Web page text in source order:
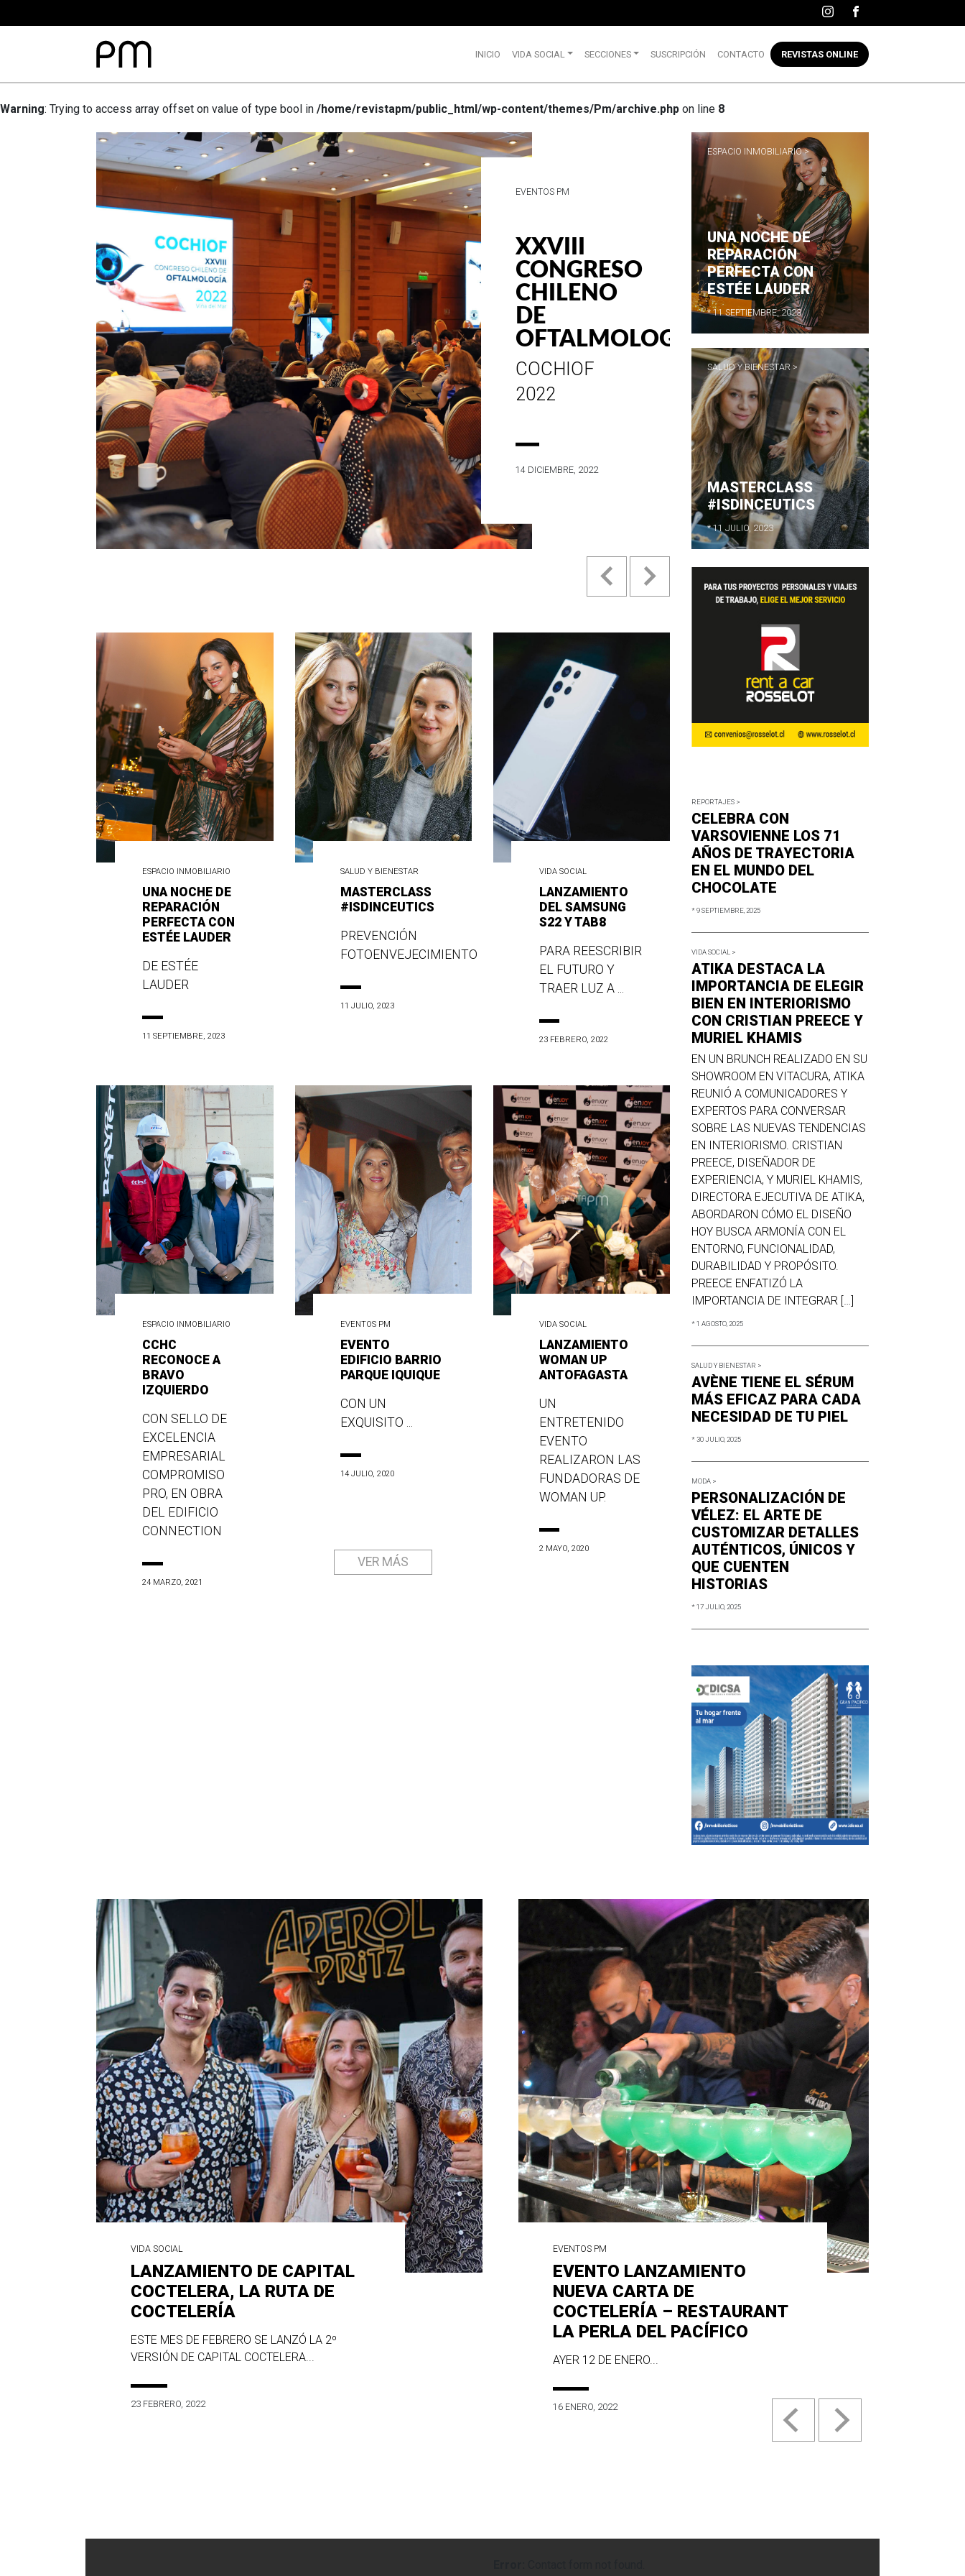
INICIO VIDA SOCIAL SECCIONES SUSCRIPCIÓN CONTACTO REVISTAS ONLINE
Warning: Trying to access array offset on value of type bool in /home/revistapm/public_html/wp-content/themes/Pm/archive.php on line 8
VIDA SOCIAL
WRANGLER
CELEBRA
SUS 75
AÑOS DE
ESTILO E
HISTORIA
EN SU MES DE
Previous Next
ESPACIO INMOBILIARIO
UNA NOCHE DE
REPARACIÓN
PERFECTA CON
ESTÉE LAUDER
DE ESTÉE
LAUDER
11 SEPTIEMBRE, 2023
SALUD Y BIENESTAR
MASTERCLASS
#ISDINCEUTICS
PREVENCIÓN
FOTOENVEJECIMIENTO
11 JULIO, 2023
VIDA SOCIAL
LANZAMIENTO
DEL SAMSUNG
S22 Y TAB8
PARA REESCRIBIR
EL FUTURO Y
TRAER LUZ A ...
23 FEBRERO, 2022
ESPACIO INMOBILIARIO
CCHC
RECONOCE A
BRAVO
IZQUIERDO
CON SELLO DE
EXCELENCIA
EMPRESARIAL
COMPROMISO
PRO, EN OBRA
DEL EDIFICIO
CONNECTION
24 MARZO, 2021
EVENTOS PM
EVENTO
EDIFICIO BARRIO
PARQUE IQUIQUE
CON UN
EXQUISITO ...
14 JULIO, 2020
VIDA SOCIAL
LANZAMIENTO
WOMAN UP
ANTOFAGASTA
UN
ENTRETENIDO
EVENTO
REALIZARON LAS
FUNDADORAS DE
WOMAN UP.
2 MAYO, 2020
VER MÁS
ESPACIO INMOBILIARIO >
UNA NOCHE DE
REPARACIÓN
PERFECTA CON
ESTÉE LAUDER
* 11 SEPTIEMBRE, 2023
SALUD Y BIENESTAR >
MASTERCLASS
#ISDINCEUTICS
* 11 JULIO, 2023
REPORTAJES >
CELEBRA CON
VARSOVIENNE LOS 71
AÑOS DE TRAYECTORIA
EN EL MUNDO DEL
CHOCOLATE
* 9 SEPTIEMBRE, 2025
VIDA SOCIAL >
ATIKA DESTACA LA
IMPORTANCIA DE ELEGIR
BIEN EN INTERIORISMO
CON CRISTIAN PREECE Y
MURIEL KHAMIS
EN UN BRUNCH REALIZADO EN SU
SHOWROOM EN VITACURA, ATIKA
REUNIÓ A COMUNICADORES Y
EXPERTOS PARA CONVERSAR
SOBRE LAS NUEVAS TENDENCIAS
EN INTERIORISMO. CRISTIAN
PREECE, DISEÑADOR DE
EXPERIENCIA, Y MURIEL KHAMIS,
DIRECTORA EJECUTIVA DE ATIKA,
ABORDARON CÓMO EL DISEÑO
HOY BUSCA ARMONÍA CON EL
ENTORNO, FUNCIONALIDAD,
DURABILIDAD Y PROPÓSITO.
PREECE ENFATIZÓ LA
IMPORTANCIA DE INTEGRAR […]
* 1 AGOSTO, 2025
SALUD Y BIENESTAR >
AVÈNE TIENE EL SÉRUM
MÁS EFICAZ PARA CADA
NECESIDAD DE TU PIEL
* 30 JULIO, 2025
MODA >
PERSONALIZACIÓN DE
VÉLEZ: EL ARTE DE
CUSTOMIZAR DETALLES
AUTÉNTICOS, ÚNICOS Y
QUE CUENTEN
HISTORIAS
* 17 JULIO, 2025
VIDA SOCIAL
LANZAMIENTO DE CAPITAL
COCTELERA, LA RUTA DE
COCTELERÍA
ESTE MES DE FEBRERO SE LANZÓ LA 2º
VERSIÓN DE CAPITAL COCTELERA...
23 FEBRERO, 2022
EVENTOS PM
EVENTO LANZAMIENTO
NUEVA CARTA DE
COCTELERÍA – RESTAURANT
LA PERLA DEL PACÍFICO
AYER 12 DE ENERO...
16 ENERO, 2022